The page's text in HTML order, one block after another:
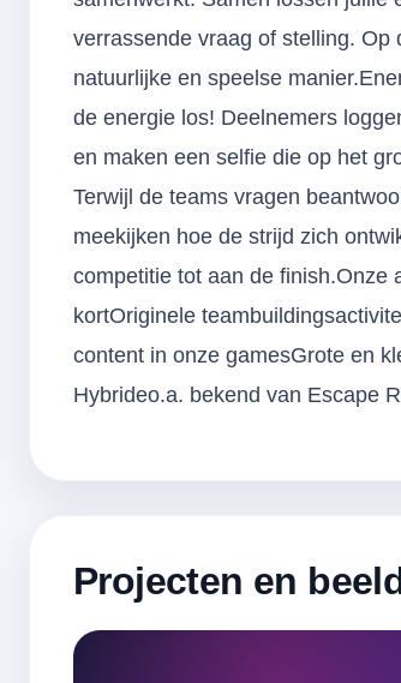
verrassende vraag of stelling.
natuurlijke en speelse
de energie los! Deelnemers
en maken een selfie die op het
Terwijl de teams vragen
meekijken hoe de strijd zich
competitie tot aan de finish.Onze
kortOriginele
content in onze gamesGrote en
Hybrideo.a. bekend van Escape
Projecten en